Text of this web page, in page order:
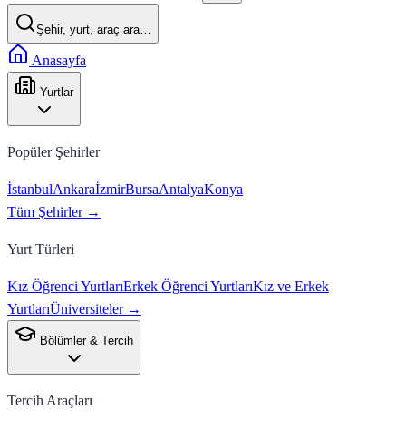
Şehir, yurt, araç ara…
Anasayfa
Yurtlar
Popüler Şehirler
İstanbulAnkaraİzmirBursaAntalyaKonya
Tüm Şehirler →
Yurt Türleri
Kız Öğrenci YurtlarıErkek Öğrenci YurtlarıKız ve Erkek
YurtlarıÜniversiteler →
Bölümler & Tercih
Tercih Araçları